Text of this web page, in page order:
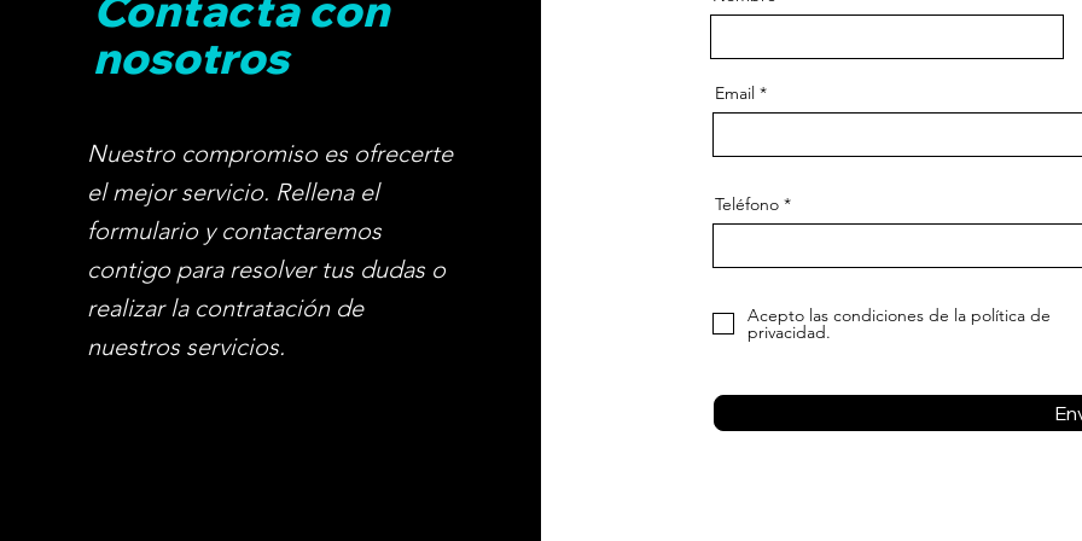
nosotros
Nuestro compromiso es ofrecerte
el mejor servicio. Rellena el
formulario y contactaremos
contigo para resolver tus dudas o
realizar la contratación de
nuestros servicios.
Email
Teléfono
Acepto las condiciones de la política de
privacidad.